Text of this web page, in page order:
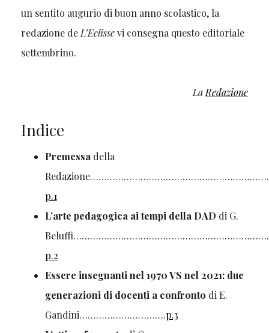
un sentito augurio di buon anno scolastico, la
redazione de L’Eclissevi consegna questo editoriale
settembrino.
La Redazione
Indice
Premessa della
p.1
L’arte pedagogica ai tempi della DAD di G.
p.2
Essere insegnanti nel 1970 VS nel 2021: due
generazioni di docenti a confronto di E.
Gandini………………………….p.3